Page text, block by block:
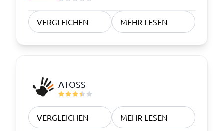
VERGLEICHEN MEHR LESEN
ATOSS
VERGLEICHEN MEHR LESEN